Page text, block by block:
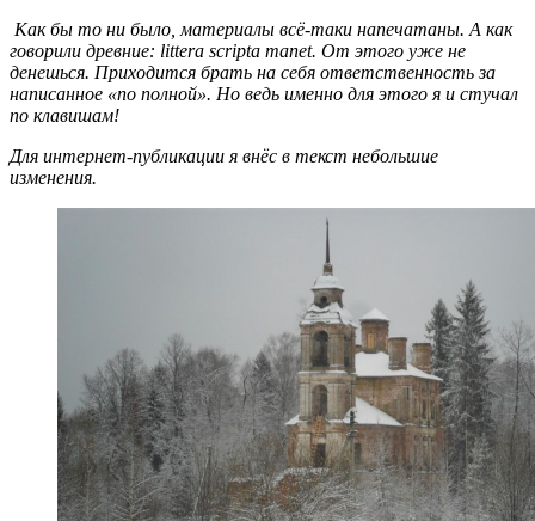
Как бы то ни было, материалы всё-таки напечатаны. А как
говорили древние: littera scripta manet. От этого уже не
денешься. Приходится брать на себя ответственность за
написанное «по полной». Но ведь именно для этого я и стучал
по клавишам!
Для интернет-публикации я внёс в текст небольшие
изменения.